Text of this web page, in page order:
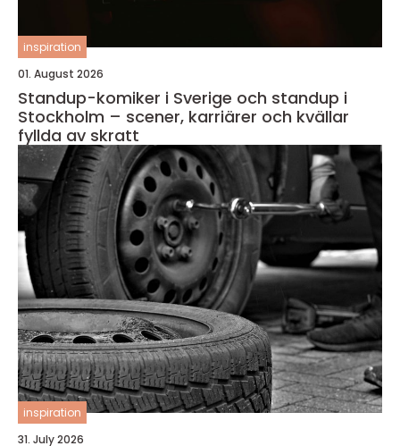
inspiration
01. August 2026
Standup-komiker i Sverige och standup i
Stockholm – scener, karriärer och kvällar
fyllda av skratt
inspiration
31. July 2026